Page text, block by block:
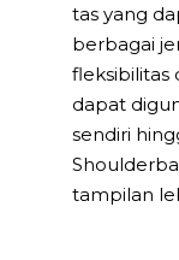
tas yang
berbagai
fleksibilitas
dapat
sendiri
tampilan